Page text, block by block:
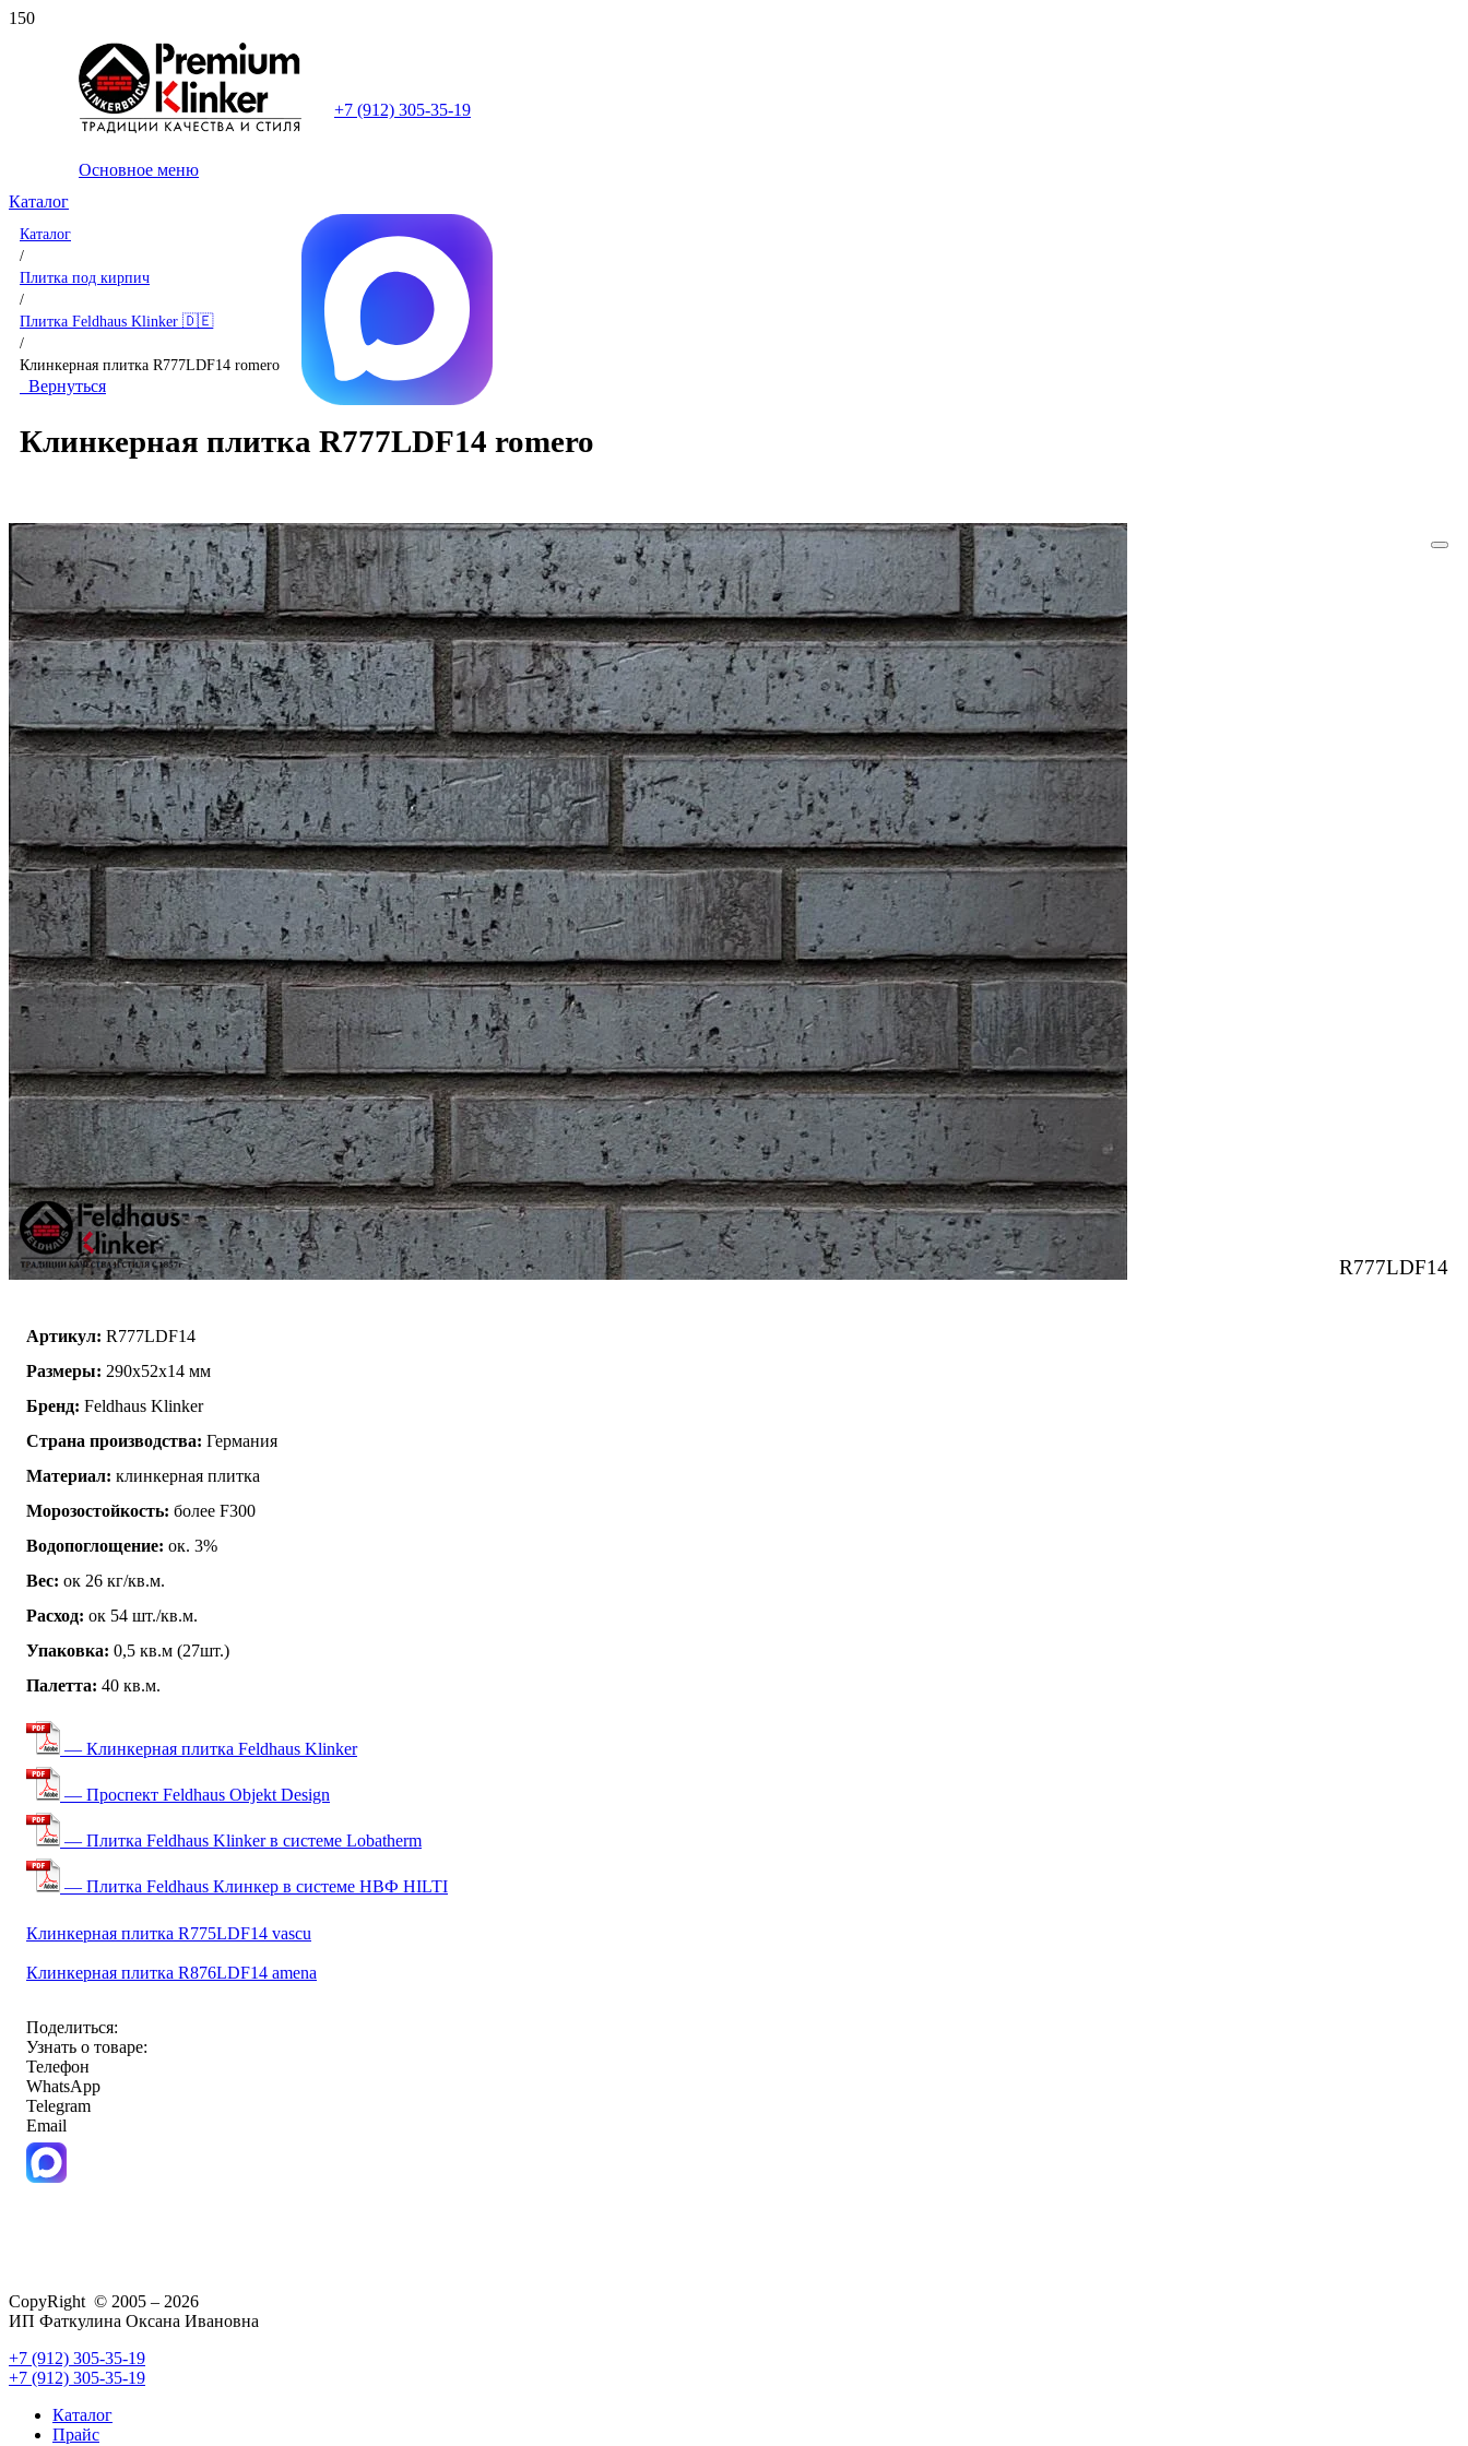
+7 (912) 305-35-19
Основное меню
Каталог
Каталог
/
Плитка под кирпич
/
Плитка Feldhaus Klinker 🇩🇪
/
Клинкерная плитка R777LDF14 romero
Вернуться
Клинкерная плитка R777LDF14 romero
R777LDF14
Артикул: R777LDF14
Размеры: 290x52x14 мм
Бренд: Feldhaus Klinker
Страна производства: Германия
Материал: клинкерная плитка
Морозостойкость: более F300
Водопоглощение: ок. 3%
Вес: ок 26 кг/кв.м.
Расход: ок 54 шт./кв.м.
Упаковка: 0,5 кв.м (27шт.)
Палетта: 40 кв.м.
— Клинкерная плитка Feldhaus Klinker
— Проспект Feldhaus Objekt Design
— Плитка Feldhaus Klinker в системе Lobatherm
— Плитка Feldhaus Клинкер в системе НВФ HILTI
Клинкерная плитка R775LDF14 vascu
Клинкерная плитка R876LDF14 amena
Поделиться:
Узнать о товаре:
Телефон
WhatsApp
Telegram
Email
CopyRight © 2005 – 2026
ИП Фаткулина Оксана Ивановна
+7 (912) 305-35-19
+7 (912) 305-35-19
Каталог
Прайс